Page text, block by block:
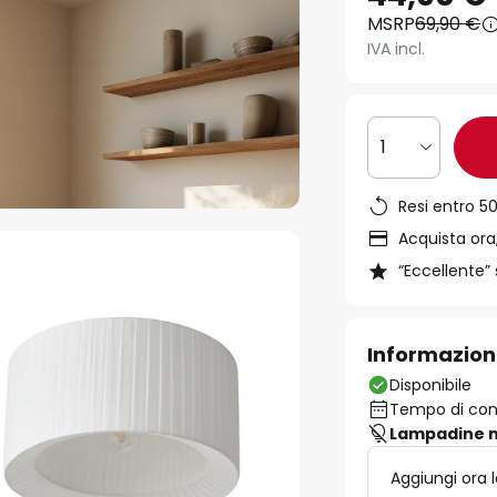
MSRP69,90 €
IVA incl.
1
Resi entro
Acquista
Disponibile
Tempo di
Lampadine
Aggiungi ora